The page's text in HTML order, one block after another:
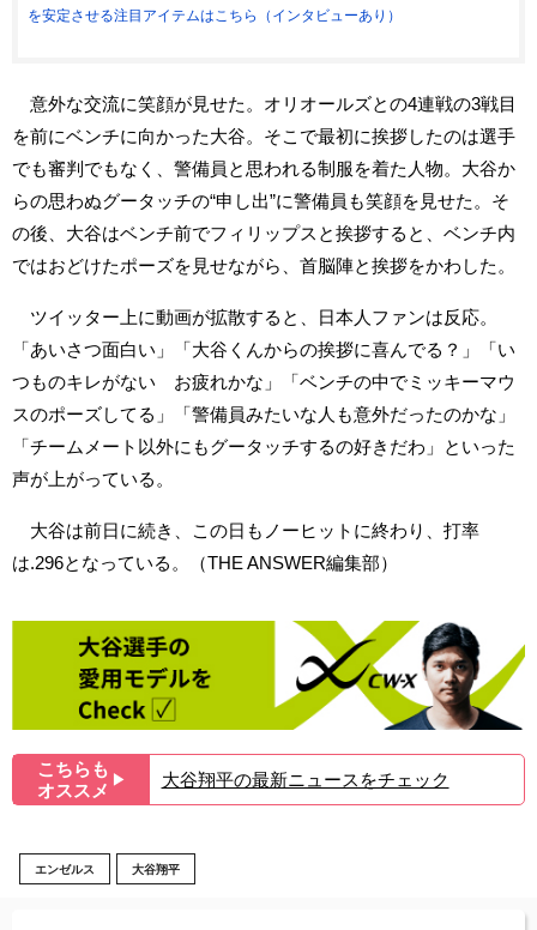
を安定させる注目アイテムはこちら（インタビューあり）
意外な交流に笑顔が見せた。オリオールズとの4連戦の3戦目
を前にベンチに向かった大谷。そこで最初に挨拶したのは選手
でも審判でもなく、警備員と思われる制服を着た人物。大谷か
らの思わぬグータッチの“申し出”に警備員も笑顔を見せた。そ
の後、大谷はベンチ前でフィリップスと挨拶すると、ベンチ内
ではおどけたポーズを見せながら、首脳陣と挨拶をかわした。
ツイッター上に動画が拡散すると、日本人ファンは反応。
「あいさつ面白い」「大谷くんからの挨拶に喜んでる？」「い
つものキレがない お疲れかな」「ベンチの中でミッキーマウ
スのポーズしてる」「警備員みたいな人も意外だったのかな」
「チームメート以外にもグータッチするの好きだわ」といった
声が上がっている。
大谷は前日に続き、この日もノーヒットに終わり、打率
は.296となっている。（THE ANSWER編集部）
こちらも
オススメ ▶︎ 大谷翔平の最新ニュースをチェック
エンゼルス 大谷翔平